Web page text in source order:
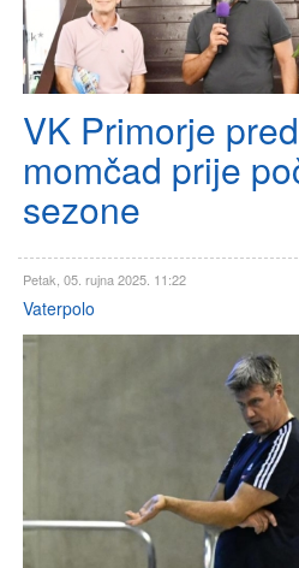
VK Primorje
momčad prije
sezone
Petak, 05. rujna 2025. 11:22
Vaterpolo